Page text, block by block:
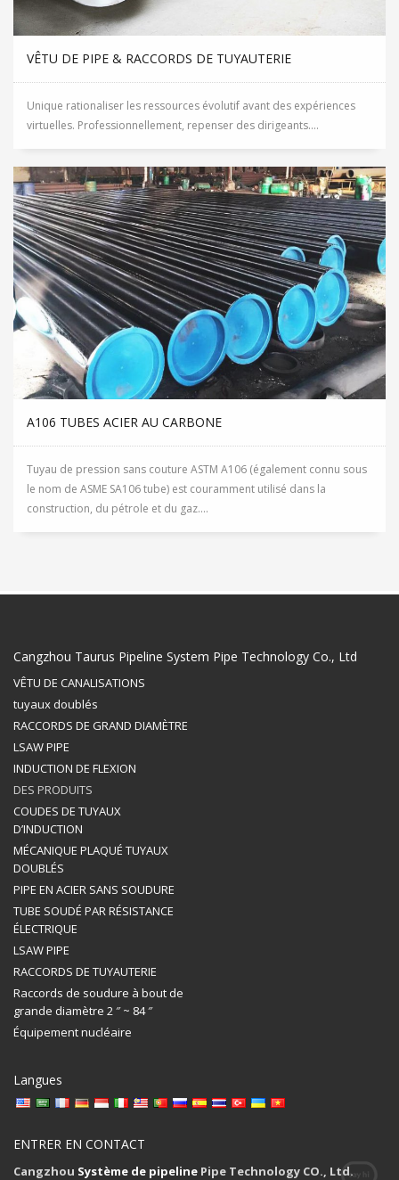
VÊTU DE PIPE & RACCORDS DE TUYAUTERIE
Unique rationaliser les ressources évolutif avant des expériences
virtuelles. Professionnellement, repenser des dirigeants....
A106 TUBES ACIER AU CARBONE
Tuyau de pression sans couture ASTM A106 (également connu sous
le nom de ASME SA106 tube) est couramment utilisé dans la
construction, du pétrole et du gaz....
Cangzhou Taurus Pipeline System Pipe Technology Co., Ltd
VÊTU DE CANALISATIONS
tuyaux doublés
RACCORDS DE GRAND DIAMÈTRE
LSAW PIPE
INDUCTION DE FLEXION
DES PRODUITS
COUDES DE TUYAUX
D’INDUCTION
MÉCANIQUE PLAQUÉ TUYAUX
DOUBLÉS
PIPE EN ACIER SANS SOUDURE
TUBE SOUDÉ PAR RÉSISTANCE
ÉLECTRIQUE
LSAW PIPE
RACCORDS DE TUYAUTERIE
Raccords de soudure à bout de
grande diamètre 2 ″ ~ 84 ″
Équipement nucléaire
Langues
ENTRER EN CONTACT
Cangzhou Système de pipeline Pipe Technology CO., Ltd.